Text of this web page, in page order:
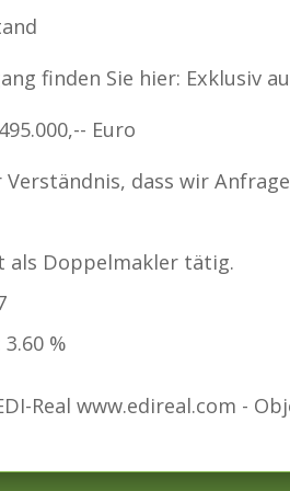
finden Sie hier:
Euro
dass wir
als Doppelmakler tätig.
%
Real www.edireal.com -